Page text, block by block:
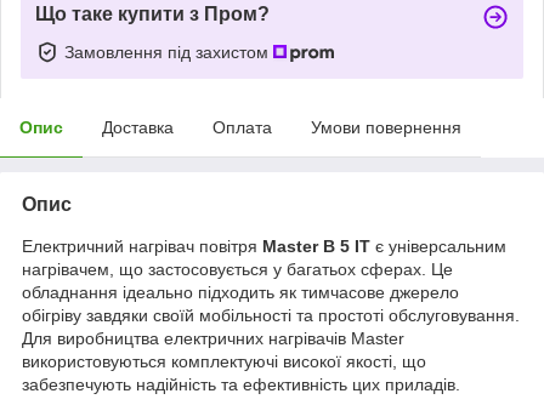
Що таке купити з Пром?
Замовлення під захистом
Опис Доставка Оплата Умови повернення
Опис
Електричний нагрівач повітря Master B 5 IT є універсальним
нагрівачем, що застосовується у багатьох сферах. Це
обладнання ідеально підходить як тимчасове джерело
обігріву завдяки своїй мобільності та простоті обслуговування.
Для виробництва електричних нагрівачів Master
використовуються комплектуючі високої якості, що
забезпечують надійність та ефективність цих приладів.